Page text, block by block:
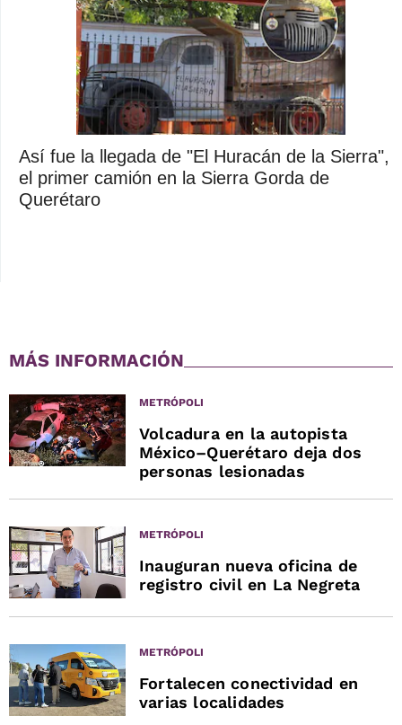
Así fue la llegada de "El Huracán de la Sierra",
el primer camión en la Sierra Gorda de
Querétaro
MÁS INFORMACIÓN
METRÓPOLI
Volcadura en la autopista
México–Querétaro deja dos
personas lesionadas
METRÓPOLI
Inauguran nueva oficina de
registro civil en La Negreta
METRÓPOLI
Fortalecen conectividad en
varias localidades